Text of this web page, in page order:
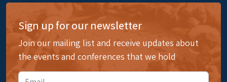
Sign up for our newsletter
Join our mailing list and receive updates about
the events and conferences that we hold